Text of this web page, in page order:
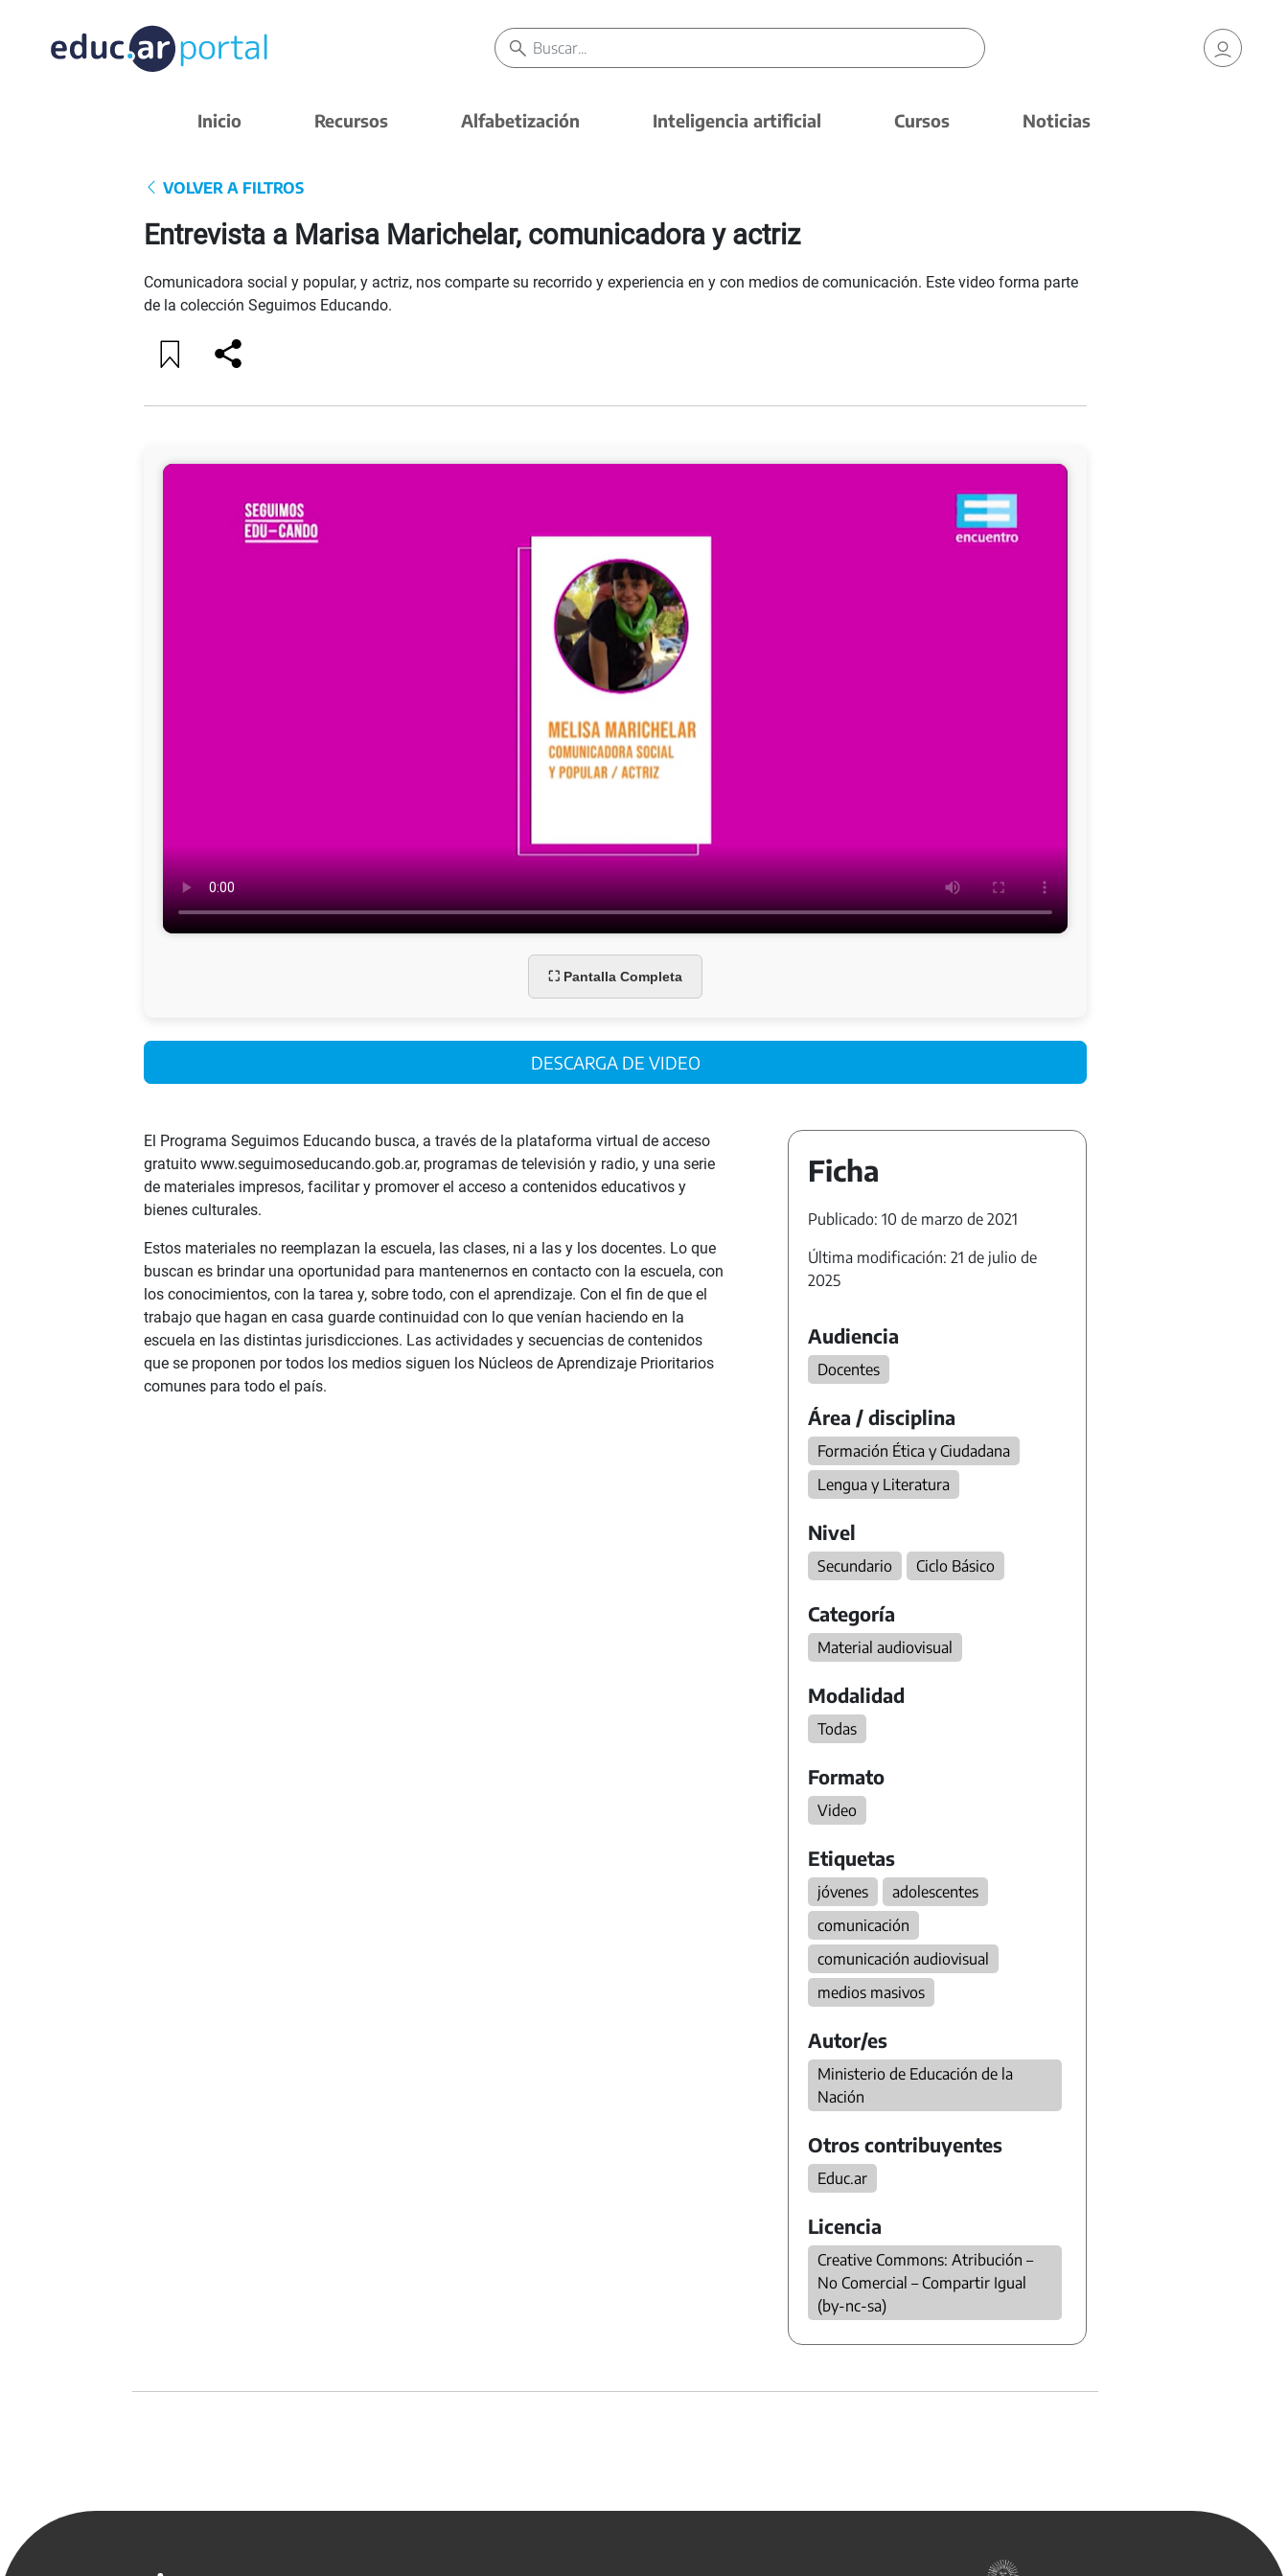
Inicio Recursos Alfabetización Inteligencia artificial Cursos Noticias
VOLVER A FILTROS
Entrevista a Marisa Marichelar, comunicadora y actriz
Comunicadora social y popular, y actriz, nos comparte su recorrido y experiencia en y con medios de comunicación. Este video forma parte
de la colección Seguimos Educando.
⛶ Pantalla Completa
DESCARGA DE VIDEO
El Programa Seguimos Educando busca, a través de la plataforma virtual de acceso
gratuito www.seguimoseducando.gob.ar, programas de televisión y radio, y una serie
de materiales impresos, facilitar y promover el acceso a contenidos educativos y
bienes culturales.
Estos materiales no reemplazan la escuela, las clases, ni a las y los docentes. Lo que
buscan es brindar una oportunidad para mantenernos en contacto con la escuela, con
los conocimientos, con la tarea y, sobre todo, con el aprendizaje. Con el fin de que el
trabajo que hagan en casa guarde continuidad con lo que venían haciendo en la
escuela en las distintas jurisdicciones. Las actividades y secuencias de contenidos
que se proponen por todos los medios siguen los Núcleos de Aprendizaje Prioritarios
comunes para todo el país.
Ficha
Publicado: 10 de marzo de 2021
Última modificación: 21 de julio de
2025
Audiencia
Docentes
Área / disciplina
Formación Ética y Ciudadana
Lengua y Literatura
Nivel
Secundario Ciclo Básico
Categoría
Material audiovisual
Modalidad
Todas
Formato
Video
Etiquetas
jóvenes
adolescentes
comunicación
comunicación audiovisual
medios masivos
Autor/es
Ministerio de Educación de la
Nación
Otros contribuyentes
Educ.ar
Licencia
Creative Commons: Atribución –
No Comercial – Compartir Igual
(by-nc-sa)